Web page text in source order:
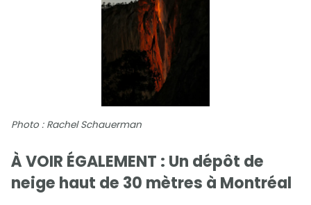
Photo : Rachel Schauerman
À VOIR ÉGALEMENT : Un dépôt de
neige haut de 30 mètres à Montréal